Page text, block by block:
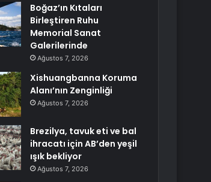
Boğaz’ın Kıtaları
Birleştiren Ruhu
Memorial Sanat
Galerilerinde
Ağustos 7, 2026
Xishuangbanna Koruma
Alanı’nın Zenginliği
Ağustos 7, 2026
Brezilya, tavuk eti ve bal
ihracatı için AB’den yeşil
ışık bekliyor
Ağustos 7, 2026